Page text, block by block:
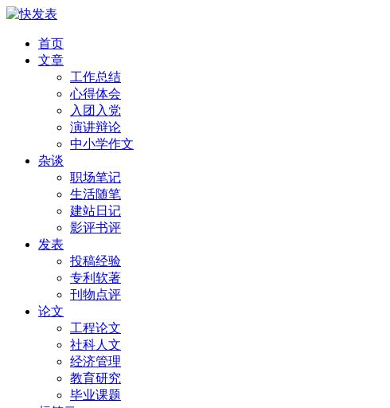
首页
文章
工作总结
心得体会
入团入党
演讲辩论
中小学作文
杂谈
职场笔记
生活随笔
建站日记
影评书评
发表
投稿经验
专利软著
刊物点评
论文
工程论文
社科人文
经济管理
教育研究
毕业课题